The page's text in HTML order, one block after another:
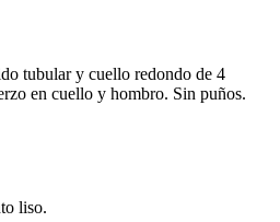
tubular y cuello redondo de 4
en cuello y hombro. Sin puños.
liso.